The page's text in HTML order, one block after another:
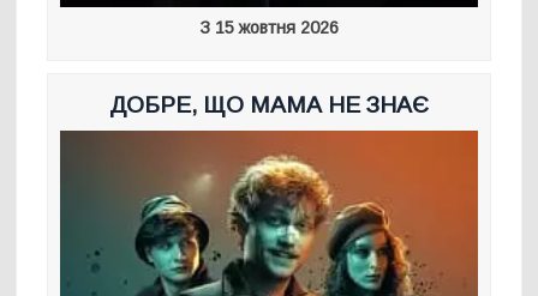
З 15 жовтня 2026
ДОБРЕ, ЩО МАМА НЕ ЗНАЄ